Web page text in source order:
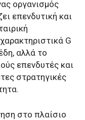
οργανισμός
επενδυτική και
G
αλλά το
επενδυτές και
στρατηγικές
στο πλαίσιο